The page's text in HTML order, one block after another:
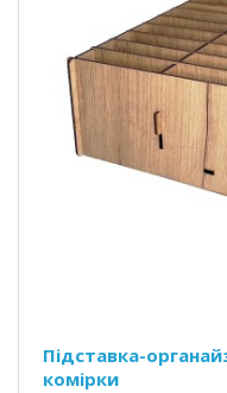
Підставка-
комірки